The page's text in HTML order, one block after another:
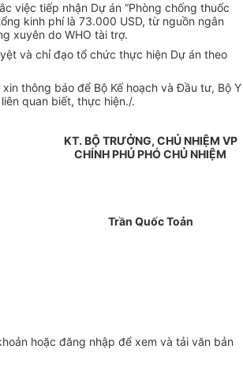
việc tiếp nhận Dự án “Phòng chống thuốc
kinh phí là 73.000 USD, từ nguồn ngân
xuyên do WHO tài trợ.
và chỉ đạo tổ chức thực hiện Dự án theo
xin thông báo để Bộ Kế hoạch và Đầu tư, Bộ Y
quan biết, thực hiện./.
KT. BỘ TRƯỞNG, CHỦ NHIỆM VP
CHÍNH PHỦ PHÓ CHỦ NHIỆM
Trần Quốc Toản
hoặc đăng nhập để xem và tải văn bản